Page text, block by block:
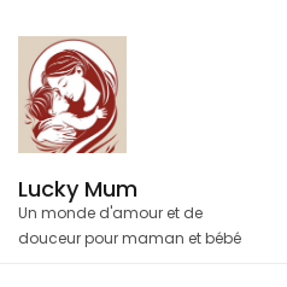
content
Lucky Mum
Un monde d'amour et de
douceur pour maman et bébé